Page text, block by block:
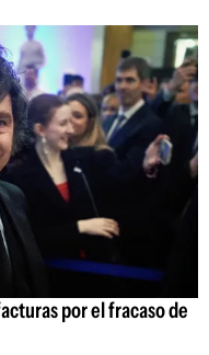
por el fracaso de